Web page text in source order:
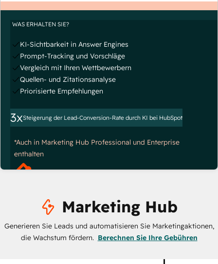
WAS ERHALTEN SIE?
KI-Sichtbarkeit in Answer Engines
Prompt-Tracking und Vorschläge
Vergleich mit Ihren Wettbewerbern
Quellen- und Zitationsanalyse
Priorisierte Empfehlungen
3xSteigerung der Lead-Conversion-Rate durch KI bei HubSpot
*Auch in Marketing Hub Professional und Enterprise
enthalten
Marketing Hub
Generieren Sie Leads und automatisieren Sie Marketingaktionen,
die Wachstum fördern. Berechnen Sie Ihre Gebühren